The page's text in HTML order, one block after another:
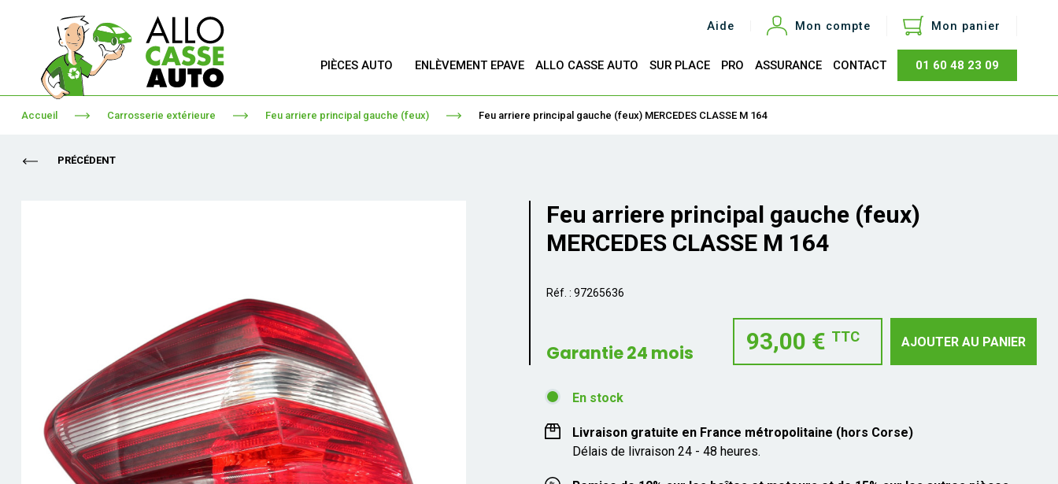
Aide Mon compte Mon panier
Total
PIÈCES AUTO ENLÈVEMENT EPAVE ALLO CASSE AUTO SUR PLACE PRO ASSURANCE CONTACT 01 60 48 23 09
Accueil Carrosserie extérieure Feu arriere principal gauche (feux) Feu arriere principal gauche (feux) MERCEDES CLASSE M 164
PRÉCÉDENT
Feu arriere principal gauche (feux)
MERCEDES CLASSE M 164
Réf. : 97265636
Garantie 24 mois 93,00 € TTC AJOUTER AU PANIER
En stock
Livraison gratuite en France métropolitaine (hors Corse)
Délais de livraison 24 - 48 heures.